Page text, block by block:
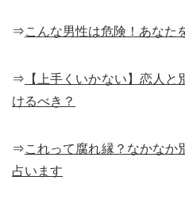
⇒こんな男性は危険！あなた
⇒ 【上手くいかない】恋人
けるべき？
⇒これって腐れ縁？なかなか
占います